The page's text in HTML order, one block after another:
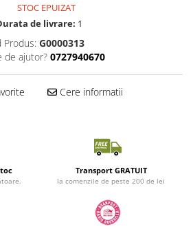
STOC EPUIZAT
de livrare: 1
Produs: G0000313
de ajutor? 0727940670
Cere informatii
Transport GRATUIT
la comenzile de peste 200 de lei